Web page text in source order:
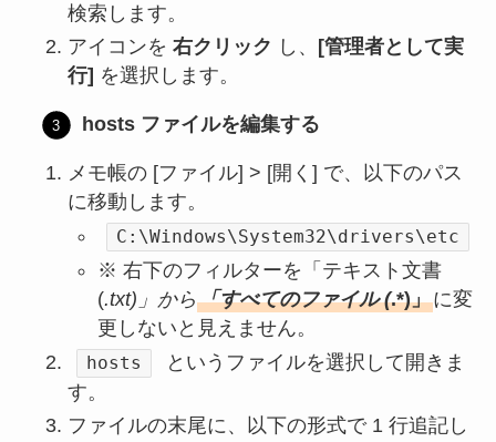
検索します。
アイコンを 右クリック し、
[管理者として実
行] を選択します。
hosts ファイルを編集する
メモ帳の [ファイル] > [開く] で、以下のパス
に移動します。
C:\Windows\System32\drivers\etc
※ 右下のフィルターを「テキスト文書
(.txt)」から「すべてのファイル (.*)」に変
更しないと見えません。
hosts
というファイルを選択して開きま
す。
ファイルの末尾に、以下の形式で 1 行追記し